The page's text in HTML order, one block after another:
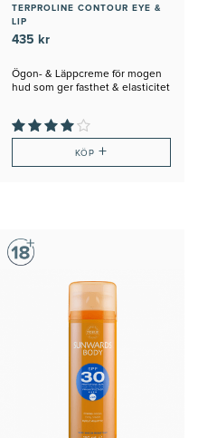
TERPROLINE CONTOUR EYE &
LIP
435 kr
Ögon- & Läppcreme för mogen
hud som ger fasthet & elasticitet
KÖP +